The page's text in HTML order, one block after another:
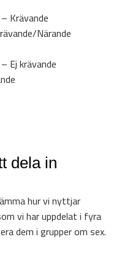
Krävande
Närande
Ej krävande
dela in
hur vi nyttjar
vi har uppdelat i fyra
dem i grupper om sex.